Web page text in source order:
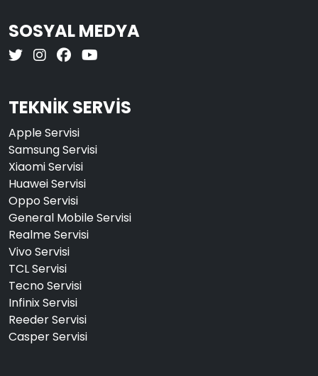
SOSYAL MEDYA
TEKNİK SERVİS
Apple Servisi
Samsung Servisi
Xiaomi Servisi
Huawei Servisi
Oppo Servisi
General Mobile Servisi
Realme Servisi
Vivo Servisi
TCL Servisi
Tecno Servisi
Infinix Servisi
Reeder Servisi
Casper Servisi